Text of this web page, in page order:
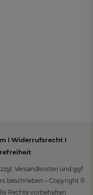
I WiderrufsrechtI
Versandkosten und ggf.
beschrieben – Copyright ©
Rechte vorbehalten